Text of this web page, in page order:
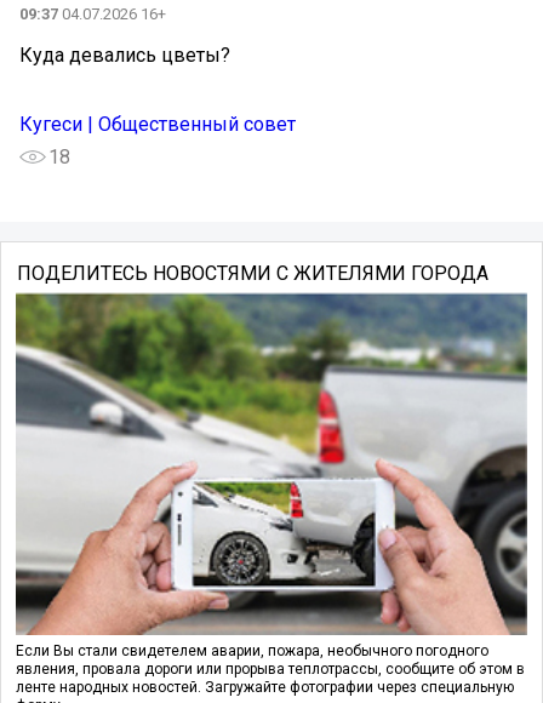
09:37 04.07.2026 16+
Куда девались цветы?
Кугеси | Общественный совет
18
ПОДЕЛИТЕСЬ НОВОСТЯМИ С ЖИТЕЛЯМИ ГОРОДА
Если Вы стали свидетелем аварии, пожара, необычного погодного
явления, провала дороги или прорыва теплотрассы, сообщите об этом в
ленте народных новостей. Загружайте фотографии через специальную